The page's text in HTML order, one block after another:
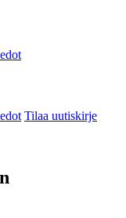
Tilaa uutiskirje